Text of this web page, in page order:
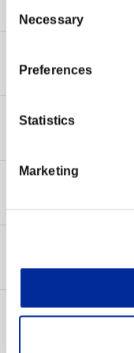
Selection
Necessary
Preferences
Statistics
Marketing
【復旧】1月18日(水)以
障害情報
障害情報
【続報】リプレイデー
障害情報
【復旧】ログイン障害
2016-